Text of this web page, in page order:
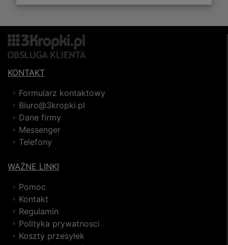
KONTAKT
Formularz kontaktowy
Biuro@3kropki.pl
Dane firmy
Messenger
Telefony
WAŻNE LINKI
Pomoc
Kontakt
Regulamin
Polityka prywatnosci
Koszty przesyłek